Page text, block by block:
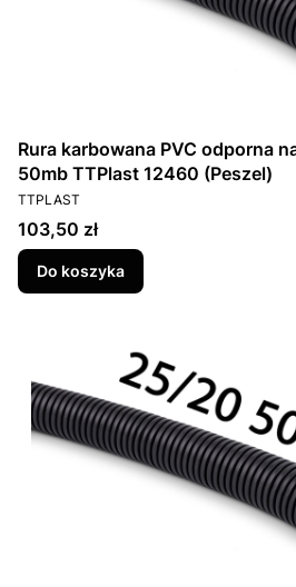
Rura karbowana PVC odporna
50mb TTPlast 12460 (Peszel)
PRODUCENT
TTPLAST
Cena
103,50 zł
Do koszyka